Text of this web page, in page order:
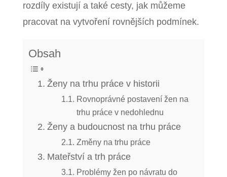
rozdíly existují a také cesty, jak můžeme
pracovat na vytvoření rovnějších podmínek.
Obsah
Ženy na trhu práce v historii
Rovnoprávné postavení žen na
trhu práce v nedohlednu
Ženy a budoucnost na trhu práce
Změny na trhu práce
Mateřství a trh práce
Problémy žen po návratu do